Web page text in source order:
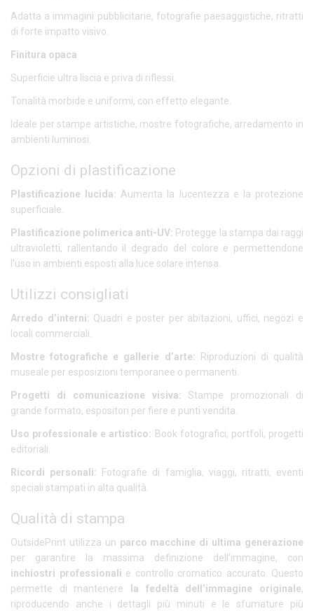
Adatta a immagini pubblicitarie, fotografie paesaggistiche, ritratti
di forte impatto visivo.
Finitura opaca
Superficie ultra liscia e priva di riflessi.
Tonalità morbide e uniformi, con effetto elegante.
Ideale per stampe artistiche, mostre fotografiche, arredamento in
ambienti luminosi.
Opzioni di plastificazione
Plastificazione lucida: Aumenta la lucentezza e la protezione
superficiale.
Plastificazione polimerica anti-UV: Protegge la stampa dai raggi
ultravioletti, rallentando il degrado del colore e permettendone
l’uso in ambienti esposti alla luce solare intensa.
Utilizzi consigliati
Arredo d’interni: Quadri e poster per abitazioni, uffici, negozi e
locali commerciali.
Mostre fotografiche e gallerie d’arte: Riproduzioni di qualità
museale per esposizioni temporanee o permanenti.
Progetti di comunicazione visiva: Stampe promozionali di
grande formato, espositori per fiere e punti vendita.
Uso professionale e artistico: Book fotografici, portfoli, progetti
editoriali.
Ricordi personali: Fotografie di famiglia, viaggi, ritratti, eventi
speciali stampati in alta qualità.
Qualità di stampa
OutsidePrint utilizza un parco macchine di ultima generazione
per garantire la massima definizione dell’immagine, con
inchiostri professionali e controllo cromatico accurato. Questo
permette di mantenere
la fedeltà dell’immagine originale,
riproducendo anche i dettagli più minuti e le sfumature più